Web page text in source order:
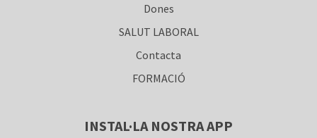
Dones
SALUT LABORAL
Contacta
FORMACIÓ
INSTAL·LA NOSTRA APP